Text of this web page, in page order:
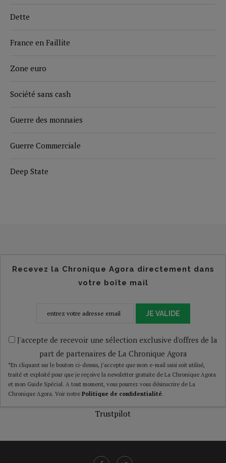
Dette
France en Faillite
Zone euro
Société sans cash
Guerre des monnaies
Guerre Commerciale
Deep State
Recevez la Chronique Agora directement dans
votre boîte mail
JE VALIDE
J'accepte de recevoir une sélection exclusive d'offres de la
part de partenaires de La Chronique Agora
*En cliquant sur le bouton ci-dessus, j’accepte que mon e-mail saisi soit utilisé,
traité et exploité pour que je reçoive la newsletter gratuite de La Chronique Agora
et mon Guide Spécial. A tout moment, vous pourrez vous désinscrire de La
Chronique Agora. Voir notre Politique de confidentialité.
Trustpilot